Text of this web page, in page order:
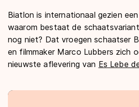
Biatlon is internationaal gezien
waarom bestaat de
nog niet? Dat vroegen schaatser
en filmmaker Marco Lubbers zich
nieuwste aflevering van Es Lebe